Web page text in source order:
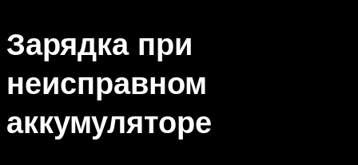
Зарядка при
неисправном
аккумуляторе